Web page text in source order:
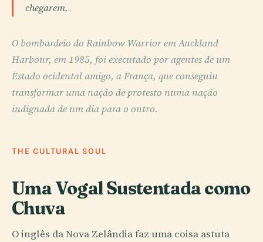
chegarem.
O bombardeio do Rainbow Warrior em Auckland
Harbour, em 1985, foi executado por agentes de um
Estado ocidental amigo, a França, que conseguiu
transformar uma nação de protesto numa nação
indignada de um dia para o outro.
THE CULTURAL SOUL
Uma Vogal Sustentada como
Chuva
O inglês da Nova Zelândia faz uma coisa astuta